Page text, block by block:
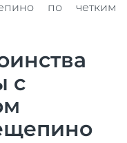
по четким
с